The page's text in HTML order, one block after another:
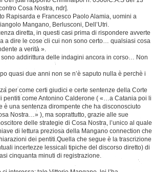
Cosa Nostra, ndr].
Rapisarda e Francesco Paolo Alamia, uomini a
Mangano, Berlusconi, Dell’Utri.
diretta, in questi casi prima di rispondere avverte
a dire le cose cli cui non sono certo… qualsiasi cosa
a verità ».
addirittura delle indagini ancora in corso… Non
quasi due anni non se n’è saputo nulla è perchè i
per come certi giudici e certe sentenze della Corte
pentiti come Antonino Calderone ( «…a Catania poi li
una sentenza dirompente che ha disconosciuto
Nostra…» ), ma soprattutto, grazie alle sue
delle strategie di Cosa Nostra, l’unico al quale
di lettura preziosa della Mangano connection che
dei pentiti.Quella che segue è la trascrizione
incertezze lessicali tipiche del discorso diretto) di
cinquanta minuti di registrazione.